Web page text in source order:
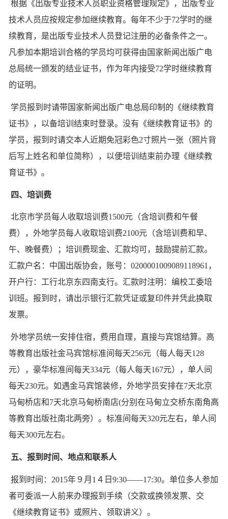
根据《出版专业技术人员职业资格管理规定》，出版专业
技术人员应按规定参加继续教育。每年不少于72学时的继
续教育，是出版专业技术人员登记注册的必备条件之一。
凡参加本期培训合格的学员均可获得由国家新闻出版广电
总局统一颁发的结业证书，作为年内接受72学时继续教育
的证明。
学员报到时请带国家新闻出版广电总局印制的《继续教育
证书》，以备培训结束时登录。没有《继续教育证书》的
学员，报到时请交本人近期免冠彩色2寸照片一张（照片背
后写上姓名和单位简称），以便培训结束前办理《继续教
育证书》。
四、培训费
北京市学员每人收取培训费1500元（含培训费和午餐
费），外地学员每人收取培训费2100元（含培训费和早、
午、晚餐费）；培训费现金、汇款均可，鼓励提前汇款。
汇款户名：中国出版协会，账号：0200001009089118961，
开户行：工行北京东四南支行。汇款时注明：编校工委培
训班。报到时，请出示银行汇款凭证或复印件并凭此换取
发票。
外地学员统一安排住宿，费用自理，直接与宾馆结算。高
等教育出版社金马宾馆标准间每天256元（每人每天128
元），豪华标准间每天334元（每人每天167元），单人间
每天230元。如遇金马宾馆装修，外地学员安排在7天北京
马甸桥店和7天北京马甸桥南店(分别在马甸立交桥东南角高
等教育出版社南北两旁）。标准间每天320元左右，单人间
每天300元左右。
五、报到时间、地点和联系人
报到时间：2015年９月1４日9:30——17:30。单位多人参加
者可委派一人前来办理报到手续（交款或换领发票、交
《继续教育证书》或照片、领取讲义）。